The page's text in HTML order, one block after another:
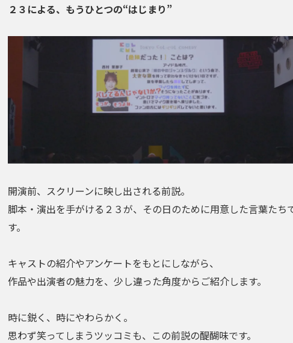
２３による、もうひとつの“はじまり”
開演前、スクリーンに映し出される前説。
脚本・演出を手がける２３が、その日のために用意した言葉たち
す。
キャストの紹介やアンケートをもとにしながら、
作品や出演者の魅力を、少し違った角度からご紹介します。
時に鋭く、時にやわらかく。
思わず笑ってしまうツッコミも、この前説の醍醐味です。